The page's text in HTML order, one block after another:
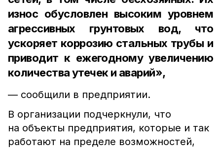
износ обусловлен высоким уровнем
агрессивных грунтовых вод, что
ускоряет коррозию стальных трубы и
приводит к ежегодному увеличению
количества утечек и аварий»,
— сообщили в предприятии.
В организации подчеркнули, что
на объекты предприятия, которые и так
работают на пределе возможностей,